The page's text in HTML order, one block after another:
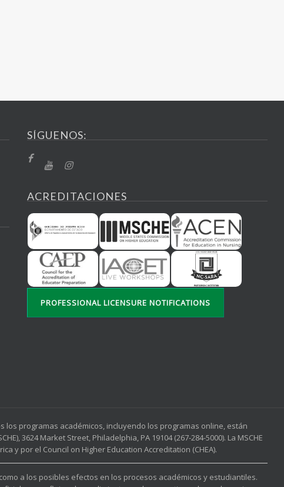
SÍGUENOS:
ACREDITACIONES
PROFESSIONAL LICENSURE NOTIFICATIONS
los programas académicos, incluyendo los programas online, están
3624 Market Street, Philadelphia, PA 19104 (267-284-5000). La MSCHE
y por el Council on Higher Education Accreditation (CHEA).
a los posibles efectos en los procesos académicos y estudiantiles.